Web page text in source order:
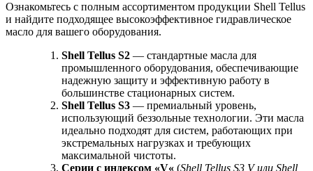
Ознакомьтесь с полным ассортиментом продукции Shell Tellus
и найдите подходящее высокоэффективное гидравлическое
масло для вашего оборудования.
Shell Tellus S2 — стандартные масла для
промышленного оборудования, обеспечивающие
надежную защиту и эффективную работу в
большинстве стационарных систем.
Shell Tellus S3 — премиальный уровень,
использующий беззольные технологии. Эти масла
идеально подходят для систем, работающих при
экстремальных нагрузках и требующих
максимальной чистоты.
Серии с индексом «V« (Shell Tellus S3 Vили Shell